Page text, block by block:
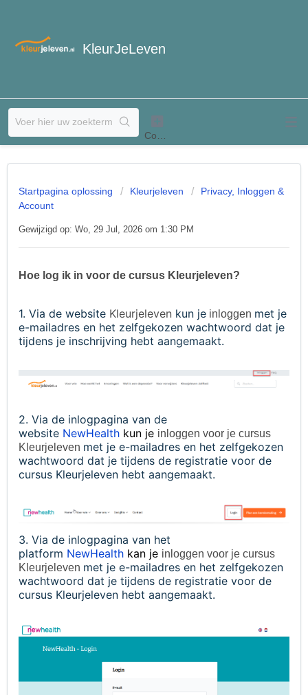
KleurJeLeven
Startpagina oplossing Kleurjeleven
Privacy, Inloggen &
Account
Gewijzigd op: Wo, 29 Jul, 2026 om 1:30 PM
Hoe log ik in voor de cursus Kleurjeleven?
1. Via de website Kleurjeleven kun je inloggen met je
e-mailadres en het zelfgekozen wachtwoord dat je
tijdens je inschrijving hebt aangemaakt.
2. Via de inlogpagina van de
website NewHealth kun je inloggen voor je cursus
Kleurjeleven met je e-mailadres en het zelfgekozen
wachtwoord dat je tijdens de registratie voor de
cursus Kleurjeleven hebt aangemaakt.
3. Via de inlogpagina van het
platform NewHealth kan je inloggen voor je cursus
Kleurjeleven met je e-mailadres en het zelfgekozen
wachtwoord dat je tijdens de registratie voor de
cursus Kleurjeleven hebt aangemaakt.